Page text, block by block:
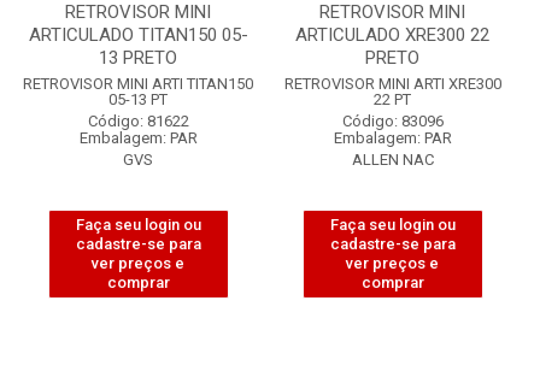
RETROVISOR MINI
ARTICULADO TITAN150 05-
13 PRETO
RETROVISOR MINI ARTI TITAN150
05-13 PT
Código: 81622
Embalagem: PAR
GVS
Faça seu login ou
cadastre-se para
ver preços e
comprar
RETROVISOR MINI
ARTICULADO XRE300 22
PRETO
RETROVISOR MINI ARTI XRE300
22 PT
Código: 83096
Embalagem: PAR
ALLEN NAC
Faça seu login ou
cadastre-se para
ver preços e
comprar